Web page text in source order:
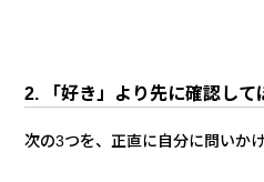
2. 「好き」より先に確認して
次の3つを、正直に自分に問いか